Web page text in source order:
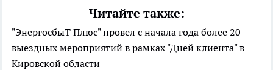
Читайте также:
"ЭнергосбыТ Плюс" провел с начала года более 20
выездных мероприятий в рамках "Дней клиента" в
Кировской области